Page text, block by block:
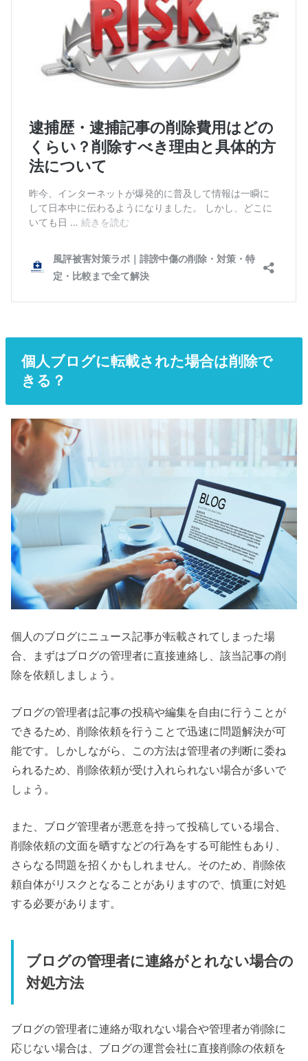
個人ブログに転載された場合は削除で
きる？
個人のブログにニュース記事が転載されてしまった場
合、まずはブログの管理者に直接連絡し、該当記事の削
除を依頼しましょう。
ブログの管理者は記事の投稿や編集を自由に行うことが
できるため、削除依頼を行うことで迅速に問題解決が可
能です。しかしながら、この方法は管理者の判断に委ね
られるため、削除依頼が受け入れられない場合が多いで
しょう。
また、ブログ管理者が悪意を持って投稿している場合、
削除依頼の文面を晒すなどの行為をする可能性もあり、
さらなる問題を招くかもしれません。そのため、削除依
頼自体がリスクとなることがありますので、慎重に対処
する必要があります。
ブログの管理者に連絡がとれない場合の
対処方法
ブログの管理者に連絡が取れない場合や管理者が削除に
応じない場合は、ブログの運営会社に直接削除の依頼を